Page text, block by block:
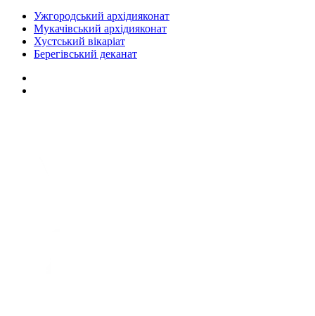
Ужгородський архідияконат
Мукачівський архідияконат
Хустський вікаріат
Берегівський деканат